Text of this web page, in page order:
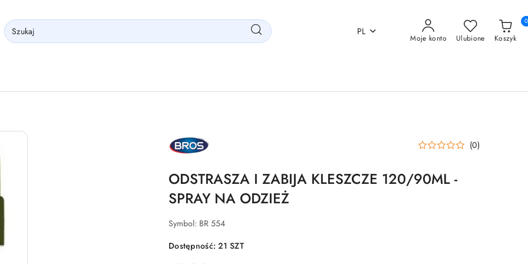
PL
Moje konto Ulubione Koszyk
0
NAZWA
PRODUCENTA:
BROS (0)
ODSTRASZA I ZABIJA KLESZCZE 120/90ML -
SPRAY NA ODZIEŻ
Symbol: BR 554
Dostępność:21SZT